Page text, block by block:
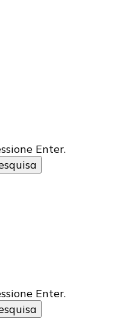
para pizzas,
comércio com a
Enter.
para pizzas,
comércio com a
Enter.